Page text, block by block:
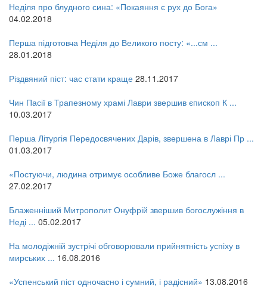
Неділя про блудного сина: «Покаяння є рух до Бога»
04.02.2018
Перша підготовча Неділя до Великого посту: «...см ...
28.01.2018
Різдвяний піст: час стати краще 28.11.2017
Чин Пасії в Трапезному храмі Лаври звершив єпископ К ...
10.03.2017
Перша Літургія Передосвячених Дарів, звершена в Лаврі Пр ...
01.03.2017
«Постуючи, людина отримує особливе Боже благосл ...
27.02.2017
Блаженніший Митрополит Онуфрій звершив богослужіння в
Неді ... 05.02.2017
На молодіжній зустрічі обговорювали прийнятність успіху в
мирських ... 16.08.2016
«Успенський піст одночасно і сумний, і радісний» 13.08.2016